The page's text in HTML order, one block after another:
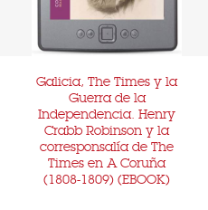
Galicia, The Times y la
Guerra de la
Independencia. Henry
Crabb Robinson y la
corresponsalía de The
Times en A Coruña
(1808-1809) (EBOOK)